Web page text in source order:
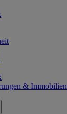
& Immobilien